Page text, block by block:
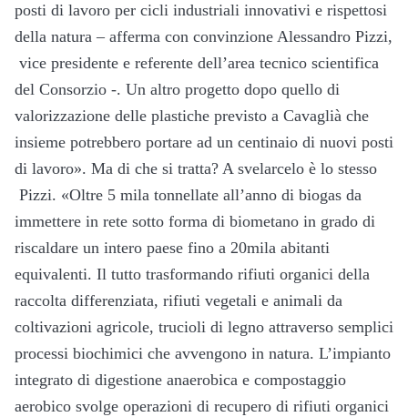
posti di lavoro per cicli industriali innovativi e rispettosi
della natura – afferma con convinzione Alessandro Pizzi,
vice presidente e referente dell’area tecnico scientifica
del Consorzio -. Un altro progetto dopo quello di
valorizzazione delle plastiche previsto a Cavaglià che
insieme potrebbero portare ad un centinaio di nuovi posti
di lavoro». Ma di che si tratta? A svelarcelo è lo stesso
Pizzi. «Oltre 5 mila tonnellate all’anno di biogas da
immettere in rete sotto forma di biometano in grado di
riscaldare un intero paese fino a 20mila abitanti
equivalenti. Il tutto trasformando rifiuti organici della
raccolta differenziata, rifiuti vegetali e animali da
coltivazioni agricole, trucioli di legno attraverso semplici
processi biochimici che avvengono in natura. L’impianto
integrato di digestione anaerobica e compostaggio
aerobico svolge operazioni di recupero di rifiuti organici